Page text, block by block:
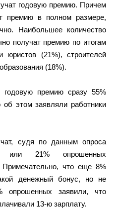
годовую премию. Причем
премию в полном размере,
Наибольшее количество
получат премию по итогам
юристов (21%), строителей
(18%).
премию сразу 55%
этом заявляли работники
судя по данным опроса
21% опрошенных
Примечательно, что еще 8%
денежный бонус, но не
заявили, что
13-ю зарплату.